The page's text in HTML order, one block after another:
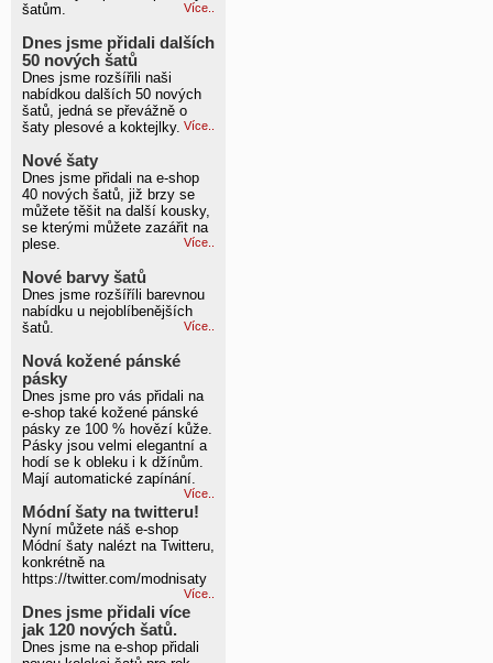
šatům.
Více..
Dnes jsme přidali dalších
50 nových šatů
Dnes jsme rozšířili naši
nabídkou dalších 50 nových
šatů, jedná se převážně o
šaty plesové a koktejlky. Více..
Nové šaty
Dnes jsme přidali na e-shop
40 nových šatů, již brzy se
můžete těšit na další kousky,
se kterými můžete zazářit na
plese.
Více..
Nové barvy šatů
Dnes jsme rozšíříli barevnou
nabídku u nejoblíbenějších
šatů.
Více..
Nová kožené pánské
pásky
Dnes jsme pro vás přidali na
e-shop také kožené pánské
pásky ze 100 % hovězí kůže.
Pásky jsou velmi elegantní a
hodí se k obleku i k džínům.
Mají automatické zapínání.
Více..
Módní šaty na twitteru!
Nyní můžete náš e-shop
Módní šaty nalézt na Twitteru,
konkrétně na
https://twitter.com/modnisaty
Více..
Dnes jsme přidali více
jak 120 nových šatů.
Dnes jsme na e-shop přidali